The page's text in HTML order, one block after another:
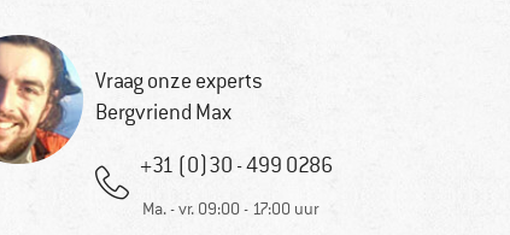
Vraag onze experts
Bergvriend Max
+31 (0)30 - 499 0286
Ma. - vr. 09:00 - 17:00 uur